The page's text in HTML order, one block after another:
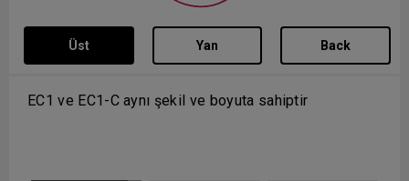
Üst Yan Back
ve EC1-C aynı şekil ve boyuta sahiptir